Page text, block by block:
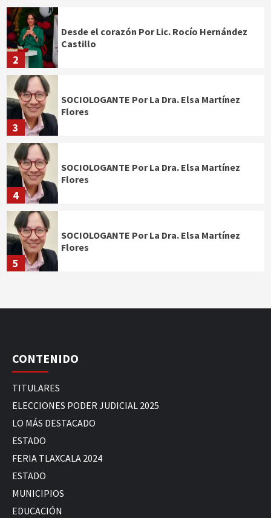
2
Desde el corazón Por Lic. Rocío Hernández
Castillo
3
SOCIOLOGANTE Por La Dra. Elsa Martínez
Flores
4
SOCIOLOGANTE Por La Dra. Elsa Martínez
Flores
5
SOCIOLOGANTE Por La Dra. Elsa Martínez
Flores
CONTENIDO
TITULARES
ELECCIONES PODER JUDICIAL 2025
LO MÁS DESTACADO
ESTADO
FERIA TLAXCALA 2024
ESTADO
MUNICIPIOS
EDUCACIÓN